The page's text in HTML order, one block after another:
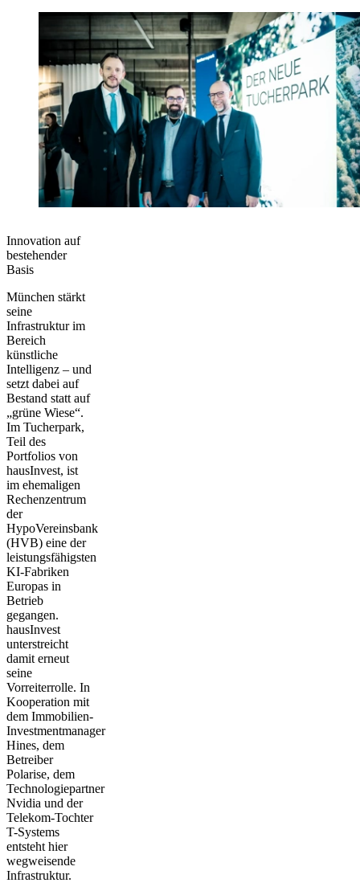
Innovation auf
bestehender
Basis
München stärkt
seine
Infrastruktur im
Bereich
künstliche
Intelligenz – und
setzt dabei auf
Bestand statt auf
„grüne Wiese“.
Im Tucherpark,
Teil des
Portfolios von
hausInvest, ist
im ehemaligen
Rechenzentrum
der
HypoVereinsbank
(HVB) eine der
leistungsfähigsten
KI-Fabriken
Europas in
Betrieb
gegangen.
hausInvest
unterstreicht
damit erneut
seine
Vorreiterrolle. In
Kooperation mit
dem Immobilien-
Investmentmanager
Hines, dem
Betreiber
Polarise, dem
Technologiepartner
Nvidia und der
Telekom-Tochter
T-Systems
entsteht hier
wegweisende
Infrastruktur.